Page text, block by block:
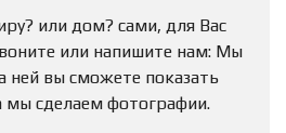
или дом? сами, для Вас
или напишите нам: Мы
ней вы сможете показать
мы сделаем фотографии.